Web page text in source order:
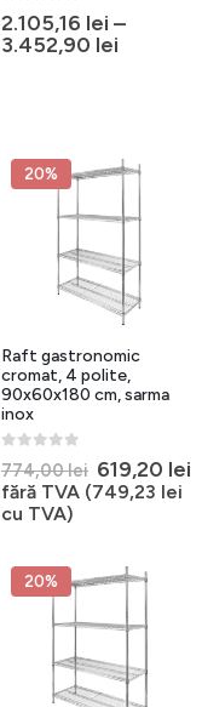
0out of 5
2.105,16 lei –
3.452,90 lei
20%
Raft gastronomic
cromat, 4 polite,
90x60x180 cm, sarma
inox
774,00lei Prețul
inițial
619,20 lei
fără TVA (749,23 lei
cu TVA)
20%